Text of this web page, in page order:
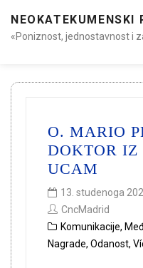
NEOKATEKUMENSKI
«Poniznost, jednostavnost i
O. MARIO
DOKTOR IZ
UCAM
13. studenoga
CncMadrid
Komunikacije,
Nagrade, Odanost,